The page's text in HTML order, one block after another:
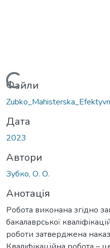
Вантажиться...
Файли
Дата
2023
Автори
Зубко, О. О.
Анотація
Робота виконана згідно
бакалаврської
роботи затверджена